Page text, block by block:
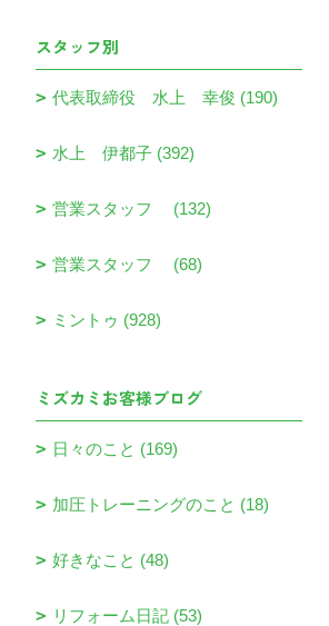
スタッフ別
代表取締役 水上 幸俊 (190)
水上 伊都子 (392)
営業スタッフ (132)
営業スタッフ (68)
ミントゥ (928)
ミズカミお客様ブログ
日々のこと (169)
加圧トレーニングのこと (18)
好きなこと (48)
リフォーム日記 (53)